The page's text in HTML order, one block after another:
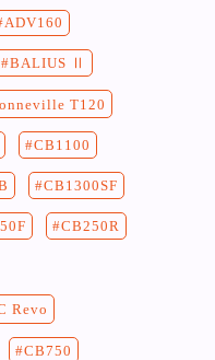
ADV160
BALIUS Ⅱ
T120
CB1100
CB1300SF
CB250R
Revo
CB750